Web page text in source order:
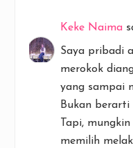
Keke Naima
Saya pribadi
merokok
yang sampai
Bukan berarti
Tapi,
memilih